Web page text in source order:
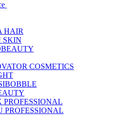
HAIR
SKIN
COSMETICS
PROFESSIONAL
PROFESSIONAL